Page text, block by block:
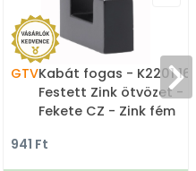
GTVKabát fogas - K2201 16
Festett Zink ötvözet -
Fekete CZ - Zink fém
fogas
941 Ft